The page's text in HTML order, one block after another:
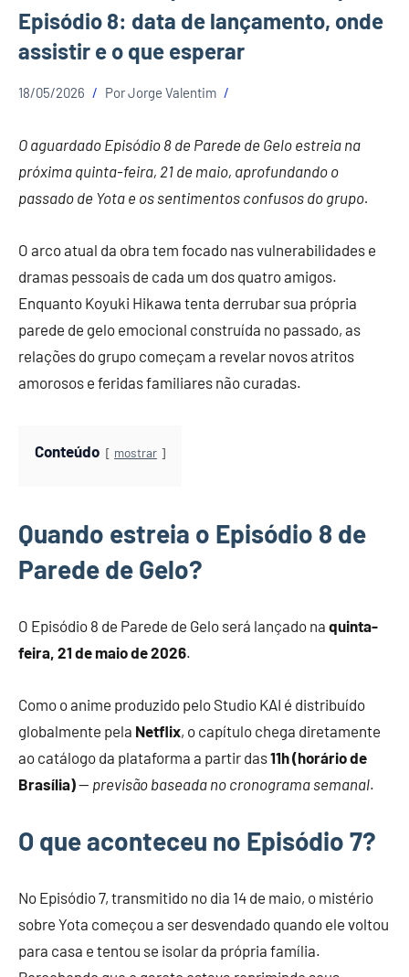
Episódio 8: data de lançamento, onde
assistir e o que esperar
18/05/2026 PorJorge Valentim
O aguardado Episódio 8 de Parede de Gelo estreia na
próxima quinta-feira, 21 de maio, aprofundando o
passado de Yota e os sentimentos confusos do grupo.
O arco atual da obra tem focado nas vulnerabilidades e
dramas pessoais de cada um dos quatro amigos.
Enquanto Koyuki Hikawa tenta derrubar sua própria
parede de gelo emocional construída no passado, as
relações do grupo começam a revelar novos atritos
amorosos e feridas familiares não curadas.
Conteúdo mostrar
Quando estreia o Episódio 8 de
Parede de Gelo?
O Episódio 8 de Parede de Gelo será lançado na quinta-
feira, 21 de maio de 2026.
Como o anime produzido pelo Studio KAI é distribuído
globalmente pela Netflix, o capítulo chega diretamente
ao catálogo da plataforma a partir das11h (horário de
Brasília)— previsão baseada no cronograma semanal.
O que aconteceu no Episódio 7?
No Episódio 7, transmitido no dia 14 de maio, o mistério
sobre Yota começou a ser desvendado quando ele voltou
para casa e tentou se isolar da própria família.